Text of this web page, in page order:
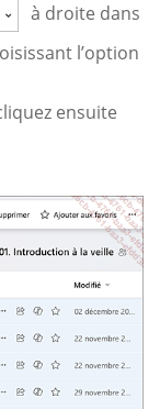
à droite dans
l’option
ensuite